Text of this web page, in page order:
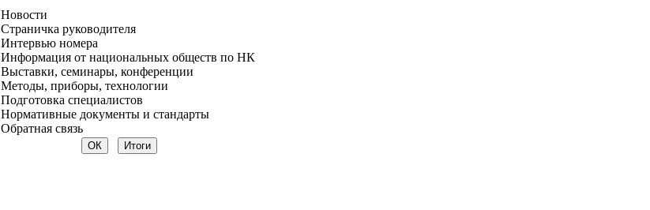
Новости
Страничка руководителя
Интервью номера
Информация от национальных обществ по НК
Выставки, семинары, конференции
Методы, приборы, технологии
Подготовка специалистов
Нормативные документы и стандарты
Обратная связь